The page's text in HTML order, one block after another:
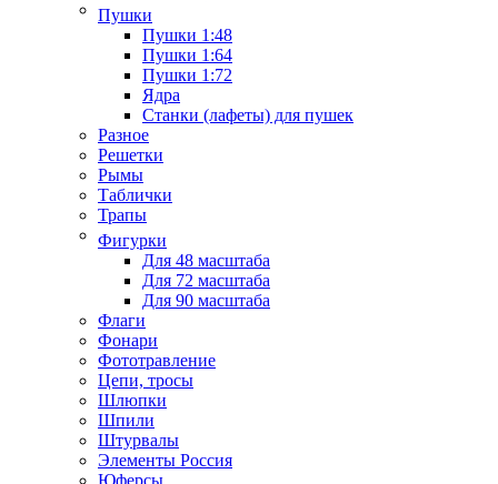
Пушки
Пушки 1:48
Пушки 1:64
Пушки 1:72
Ядра
Станки (лафеты) для пушек
Разное
Решетки
Рымы
Таблички
Трапы
Фигурки
Для 48 масштаба
Для 72 масштаба
Для 90 масштаба
Флаги
Фонари
Фототравление
Цепи, тросы
Шлюпки
Шпили
Штурвалы
Элементы Россия
Юферсы